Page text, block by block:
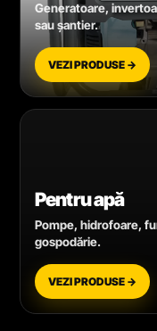
Generatoare,
sau șantier.
VEZI PRODUSE →
Pentru apă
Pompe, hidrofoare,
gospodărie.
VEZI PRODUSE →